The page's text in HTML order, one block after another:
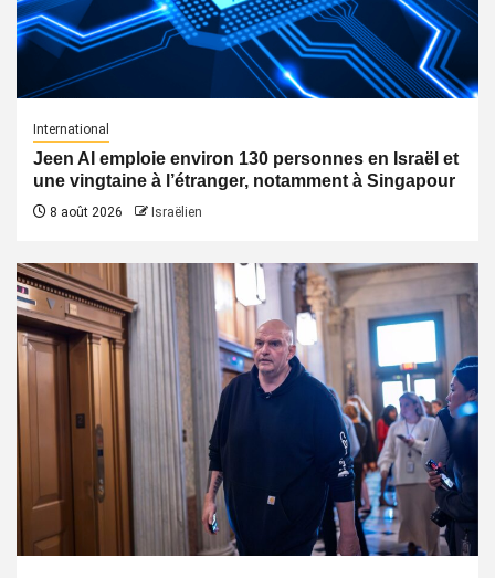
International
Jeen AI emploie environ 130 personnes en Israël et
une vingtaine à l’étranger, notamment à Singapour
8 août 2026 Israëlien